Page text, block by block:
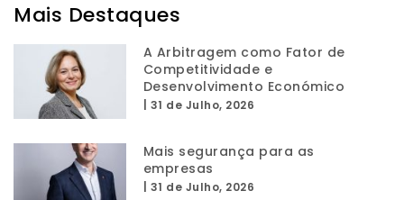
Mais Destaques
A Arbitragem como Fator de
Competitividade e
Desenvolvimento Económico
31 de Julho, 2026
Mais segurança para as
empresas
31 de Julho, 2026